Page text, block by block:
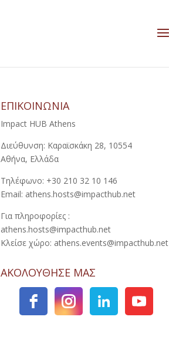
ΕΠΙΚΟΙΝΩΝΙΑ
Impact HUB Athens
Διεύθυνση: Καραϊσκάκη 28, 10554
Αθήνα, Ελλάδα
Τηλέφωνο: +30 210 32 10 146
Email: athens.hosts@impacthub.net
Για πληροφορίες :
athens.hosts@impacthub.net
Κλείσε χώρο: athens.events@impacthub.net
ΑΚΟΛΟΥΘΗΣΕ ΜΑΣ